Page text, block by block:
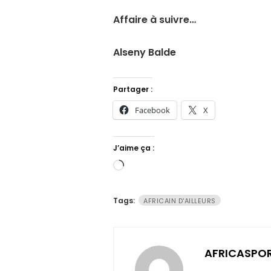
Affaire à suivre…
Alseny Balde
Partager :
Facebook X
J’aime ça :
Chargement…
Tags: AFRICAIN D'AILLEURS